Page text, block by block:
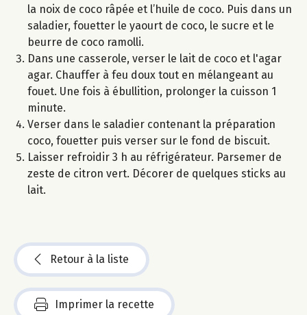
la noix de coco râpée et l’huile de coco. Puis dans un
saladier, fouetter le yaourt de coco, le sucre et le
beurre de coco ramolli.
Dans une casserole, verser le lait de coco et l'agar
agar. Chauffer à feu doux tout en mélangeant au
fouet. Une fois à ébullition, prolonger la cuisson 1
minute.
Verser dans le saladier contenant la préparation
coco, fouetter puis verser sur le fond de biscuit.
Laisser refroidir 3 h au réfrigérateur. Parsemer de
zeste de citron vert. Décorer de quelques sticks au
lait.
Retour à la liste
Imprimer la recette